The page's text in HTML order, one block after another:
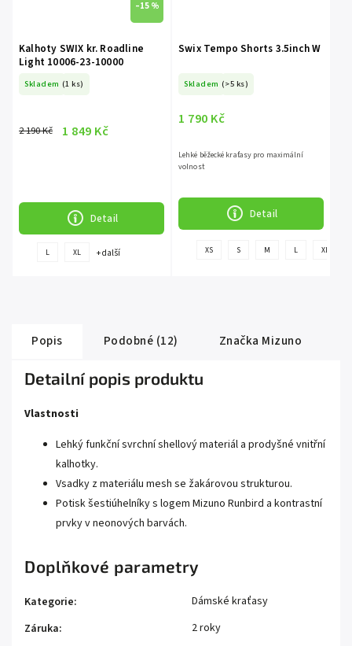
–15 %
Kalhoty SWIX kr. Roadline
Light 10006-23-10000
Skladem (1 ks)
2 190 Kč 1 849 Kč
Detail
L XL + další
Swix Tempo Shorts 3.5inch W
Skladem (>5 ks)
1 790 Kč
Detail
Lehké běžecké kraťasy pro maximální
volnost
XS S M L XL
Popis Podobné (12) Značka Mizuno
Detailní popis produktu
Vlastnosti
Lehký funkční svrchní shellový materiál a prodyšné vnitřní
kalhotky.
Vsadky z materiálu mesh se žakárovou strukturou.
Potisk šestiúhelníky s logem Mizuno Runbird a kontrastní
prvky v neonových barvách.
Doplňkové parametry
Kategorie:
Dámské kraťasy
Záruka:
2 roky